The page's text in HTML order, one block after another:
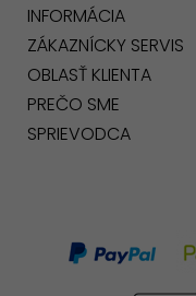
INFORMÁCIA
ZÁKAZNÍCKY SERVIS
OBLASŤ KLIENTA
PREČO SME
SPRIEVODCA